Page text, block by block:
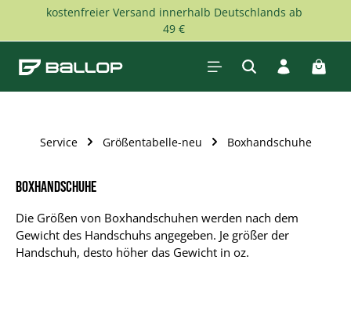
Zum Hauptinhalt springen
kostenfreier Versand innerhalb Deutschlands ab
49 €
Service Größentabelle-neu Boxhandschuhe
Boxhandschuhe
Die Größen von Boxhandschuhen werden nach dem
Gewicht des Handschuhs angegeben. Je größer der
Handschuh, desto höher das Gewicht in oz.